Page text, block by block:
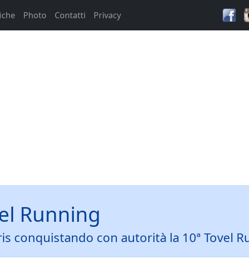
Photo Contatti Privacy
Running
conquistando con autorità la 10ª Tovel